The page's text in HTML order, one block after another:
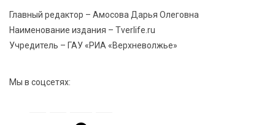
5 Авг 2026 15:56 512
Виталий Королев дал старт новым туристическим
Главный редактор – Амосова Дарья Олеговна
Наименование издания – Tverlife.ru
Учредитель – ГАУ «РИА «Верхневолжье»
Мы в соцсетях: